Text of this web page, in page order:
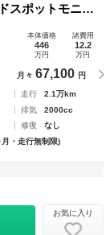
スポットモニタ
１５００Ｗ ド
プロテクター
本体価格
446
万円
諸費用
12.2
万円
月々 67,100 円
走行
2.1万km
排気
2000cc
修復
なし
・走行無制限)
お気に入り